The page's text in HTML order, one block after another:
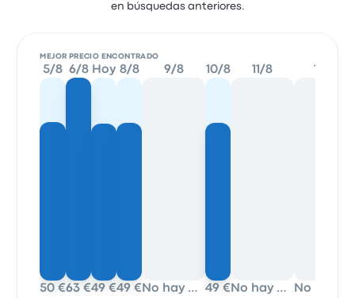
en búsquedas anteriores.
MEJOR PRECIO ENCONTRADO
5/8
50 €
6/8
63 €
Hoy
49 €
8/8
49 €
9/8
No hay datos
10/8
49 €
11/8
No hay datos
12/8